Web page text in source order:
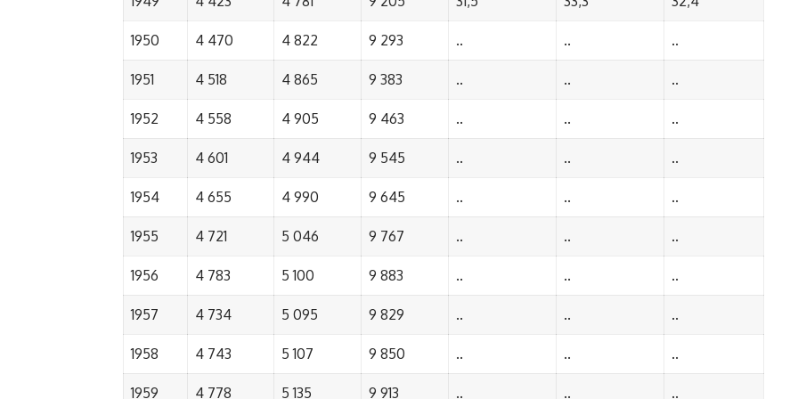
1950 4 470 4 822 9 293 .. .. ..
1951 4 518 4 865 9 383 .. .. ..
1952 4 558 4 905 9 463 .. .. ..
1953 4 601 4 944 9 545 .. .. ..
1954 4 655 4 990 9 645 .. .. ..
1955 4 721 5 046 9 767 .. .. ..
1956 4 783 5 100 9 883 .. .. ..
1957 4 734 5 095 9 829 .. .. ..
1958 4 743 5 107 9 850 .. .. ..
1959 4 778 5 135 9 913 .. .. ..